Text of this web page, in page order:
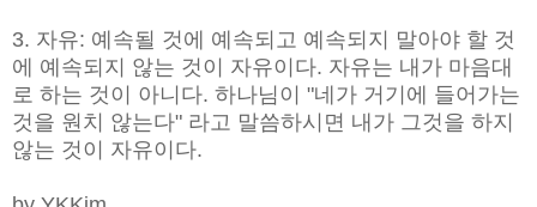
3. 자유: 예속될 것에 예속되고 예속되지 말아야 할 것
에 예속되지 않는 것이 자유이다. 자유는 내가 마음대
로 하는 것이 아니다. 하나님이 "네가 거기에 들어가는
것을 원치 않는다" 라고 말씀하시면 내가 그것을 하지
않는 것이 자유이다.